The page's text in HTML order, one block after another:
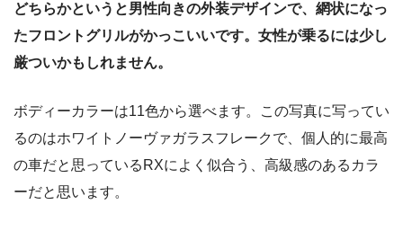
どちらかというと男性向きの外装デザインで、網状になっ
たフロントグリルがかっこいいです。女性が乗るには少し
厳ついかもしれません。
ボディーカラーは11色から選べます。この写真に写ってい
るのはホワイトノーヴァガラスフレークで、個人的に最高
の車だと思っているRXによく似合う、高級感のあるカラ
ーだと思います。